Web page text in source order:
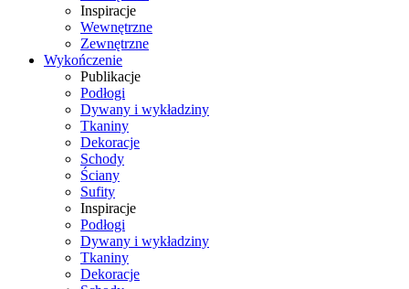
Inspiracje
Wewnętrzne
Zewnętrzne
Wykończenie
Publikacje
Podłogi
Dywany i wykładziny
Tkaniny
Dekoracje
Schody
Ściany
Sufity
Inspiracje
Podłogi
Dywany i wykładziny
Tkaniny
Dekoracje